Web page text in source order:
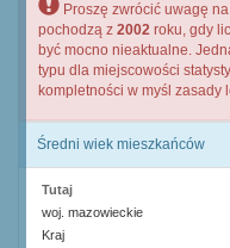
Proszę zwrócić uwagę
pochodzą z 2002 roku, gdy
być mocno nieaktualne.
typu dla miejscowości
kompletności w myśl
Średni wiek mieszkańców
Tutaj
woj. mazowieckie
Kraj